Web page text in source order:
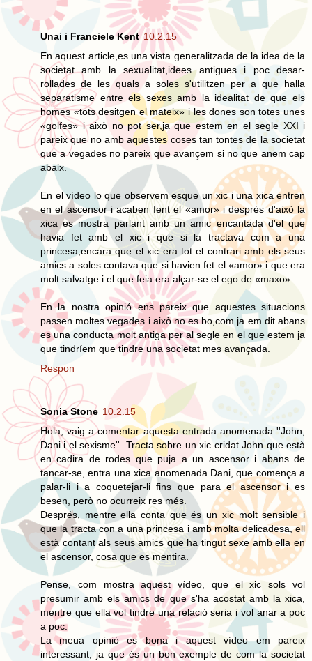
Unai i Franciele Kent 10.2.15
En aquest article,es una vista generalitzada de la idea de la
societat amb la sexualitat,idees antigues i poc desar-
rollades de les quals a soles s'utilitzen per a que halla
separatisme entre els sexes amb la idealitat de que els
homes «tots desitgen el mateix» i les dones son totes unes
«golfes» i això no pot ser,ja que estem en el segle XXI i
pareix que no amb aquestes coses tan tontes de la societat
que a vegades no pareix que avançem si no que anem cap
abaix.
En el vídeo lo que observem esque un xic i una xica entren
en el ascensor i acaben fent el «amor» i després d'això la
xica es mostra parlant amb un amic encantada d'el que
havia fet amb el xic i que si la tractava com a una
princesa,encara que el xic era tot el contrari amb els seus
amics a soles contava que si havien fet el «amor» i que era
molt salvatge i el que feia era alçar-se el ego de «maxo».
En la nostra opinió ens pareix que aquestes situacions
passen moltes vegades i això no es bo,com ja em dit abans
es una conducta molt antiga per al segle en el que estem ja
que tindríem que tindre una societat mes avançada.
Respon
Sonia Stone 10.2.15
Hola, vaig a comentar aquesta entrada anomenada ''John,
Dani i el sexisme''. Tracta sobre un xic cridat John que està
en cadira de rodes que puja a un ascensor i abans de
tancar-se, entra una xica anomenada Dani, que comença a
palar-li i a coquetejar-li fins que para el ascensor i es
besen, però no ocurreix res més.
Després, mentre ella conta que és un xic molt sensible i
que la tracta con a una princesa i amb molta delicadesa, ell
està contant als seus amics que ha tingut sexe amb ella en
el ascensor, cosa que es mentira.
Pense, com mostra aquest vídeo, que el xic sols vol
presumir amb els amics de que s'ha acostat amb la xica,
mentre que ella vol tindre una relació seria i vol anar a poc
a poc.
La meua opinió es bona i aquest vídeo em pareix
interessant, ja que és un bon exemple de com la societat